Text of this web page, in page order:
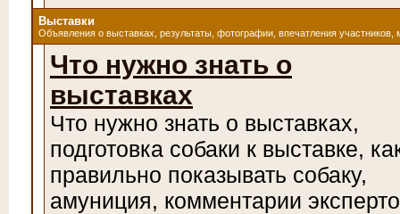
Выставки
Объявления о выставках, результаты, фотографии, впечатления участников,
Что нужно знать о
выставках
Что нужно знать о выставках,
подготовка собаки к выставке,
правильно показывать собаку,
амуниция, комментарии